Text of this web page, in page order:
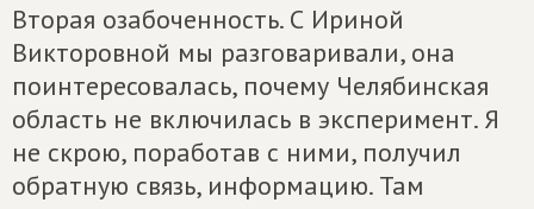
Вторая озабоченность. С Ириной
Викторовной мы разговаривали, она
поинтересовалась, почему Челябинская
область не включилась в эксперимент. Я
не скрою, поработав с ними, получил
обратную связь, информацию. Там